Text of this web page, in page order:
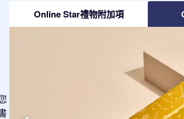
Online Star禮物附加項